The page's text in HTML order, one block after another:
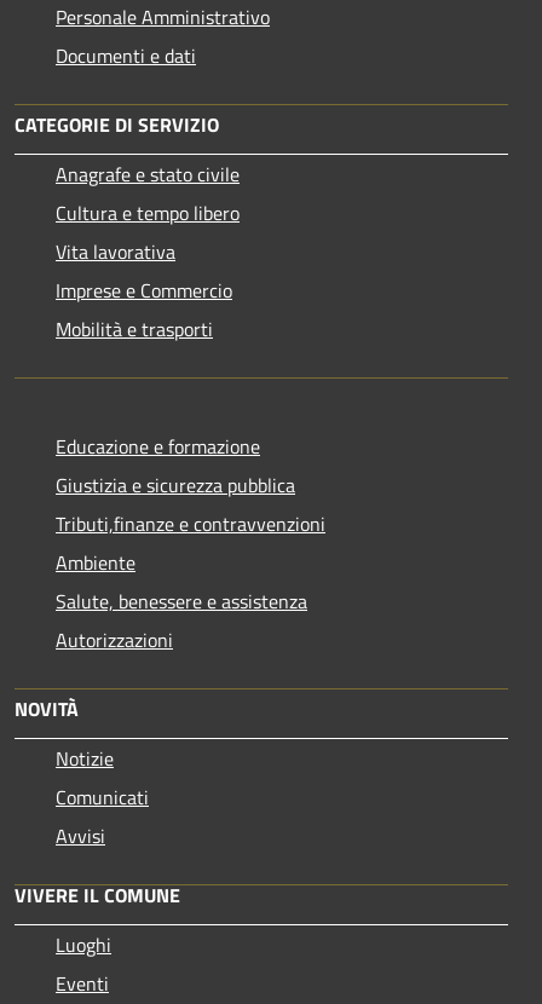
Personale Amministrativo
Documenti e dati
CATEGORIE DI SERVIZIO
Anagrafe e stato civile
Cultura e tempo libero
Vita lavorativa
Imprese e Commercio
Mobilità e trasporti
Educazione e formazione
Giustizia e sicurezza pubblica
Tributi,finanze e contravvenzioni
Ambiente
Salute, benessere e assistenza
Autorizzazioni
NOVITÀ
Notizie
Comunicati
Avvisi
VIVERE IL COMUNE
Luoghi
Eventi